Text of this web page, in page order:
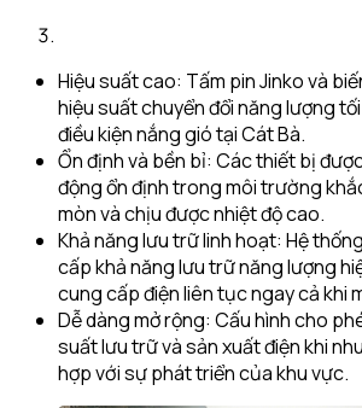
Hiệu suất cao: Tấm pin Jinko và
hiệu suất chuyển đổi năng lượng
điều kiện nắng gió tại Cát Bà.
Ổn định và bền bỉ: Các thiết bị
động ổn định trong môi trường
mòn và chịu được nhiệt độ cao.
Khả năng lưu trữ linh hoạt: Hệ
cấp khả năng lưu trữ năng lượng
cung cấp điện liên tục ngay cả khi
Dễ dàng mở rộng: Cấu hình cho
suất lưu trữ và sản xuất điện khi
hợp với sự phát triển của khu vực.​